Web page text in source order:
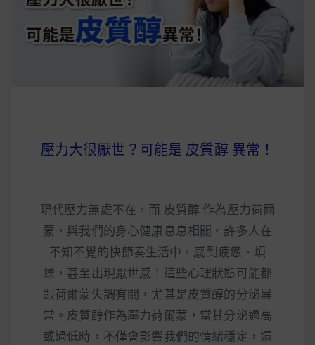
簡單料理
2020 年最新蛋白粉終極指南，讓你一次搞
七大經典健身疑問，不要再被這些問題困擾
啦！
減醣食材推薦
減醣料理食譜
壓力大很厭世？可能是 皮質醇 異常！
現代壓力無處不在，而 皮質醇 作為壓力荷爾
蒙，與我們的身心健康息息相關。許多人在
不知不覺的快節奏生活中，感到疲憊、煩
躁，甚至出現厭世感！這些心理狀態可能都
跟荷爾蒙失調有關，尤其是皮質醇的分泌異
常。皮質醇作為壓力荷爾蒙，當其分泌過高
或過低時，不僅會影響我們的情緒穩定，還